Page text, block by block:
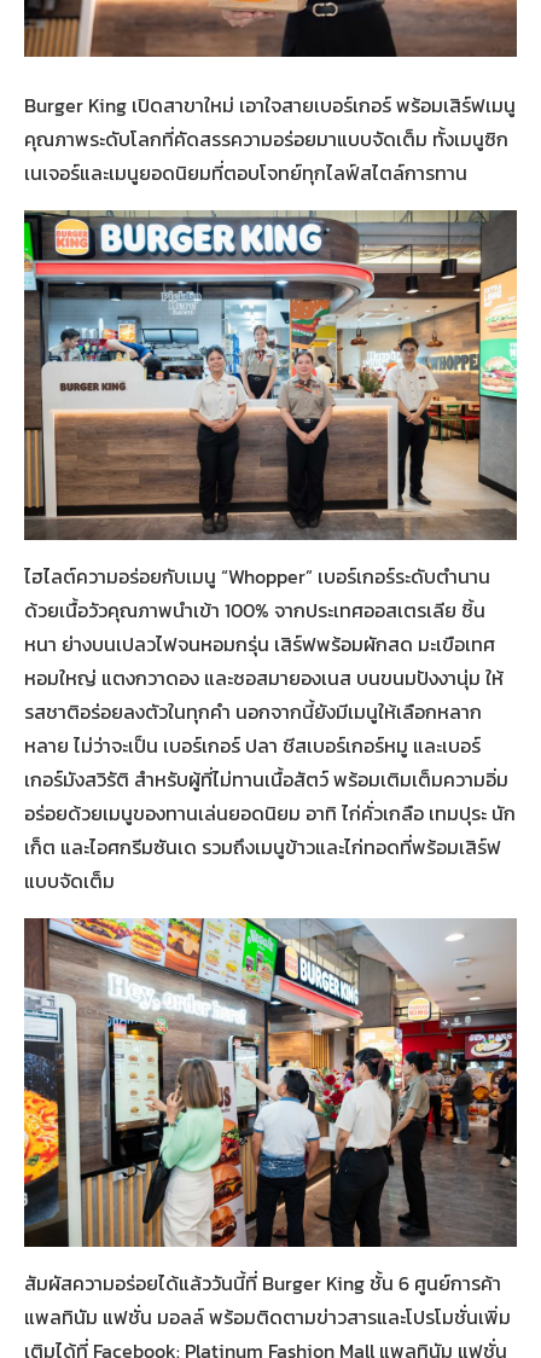
Burger King เปิดสาขาใหม่ เอาใจสายเบอร์เกอร์ พร้อมเสิร์ฟเมนู
คุณภาพระดับโลกที่คัดสรรความอร่อยมาแบบจัดเต็ม ทั้งเมนูซิก
เนเจอร์และเมนูยอดนิยมที่ตอบโจทย์ทุกไลฟ์สไตล์การทาน
ไฮไลต์ความอร่อยกับเมนู “Whopper” เบอร์เกอร์ระดับตำนาน
ด้วยเนื้อวัวคุณภาพนำเข้า 100% จากประเทศออสเตรเลีย ชิ้น
หนา ย่างบนเปลวไฟจนหอมกรุ่น เสิร์ฟพร้อมผักสด มะเขือเทศ
หอมใหญ่ แตงกวาดอง และซอสมายองเนส บนขนมปังงานุ่ม ให้
รสชาติอร่อยลงตัวในทุกคำ นอกจากนี้ยังมีเมนูให้เลือกหลาก
หลาย ไม่ว่าจะเป็น เบอร์เกอร์ ปลา ชีสเบอร์เกอร์หมู และเบอร์
เกอร์มังสวิรัติ สำหรับผู้ที่ไม่ทานเนื้อสัตว์ พร้อมเติมเต็มความอิ่ม
อร่อยด้วยเมนูของทานเล่นยอดนิยม อาทิ ไก่คั่วเกลือ เทมปุระ นัก
เก็ต และไอศกรีมซันเด รวมถึงเมนูข้าวและไก่ทอดที่พร้อมเสิร์ฟ
แบบจัดเต็ม
สัมผัสความอร่อยได้แล้ววันนี้ที่ Burger King ชั้น 6 ศูนย์การค้า
แพลทินัม แฟชั่น มอลล์ พร้อมติดตามข่าวสารและโปรโมชั่นเพิ่ม
เติมได้ที่ Facebook: Platinum Fashion Mall แพลทินัม แฟชั่น